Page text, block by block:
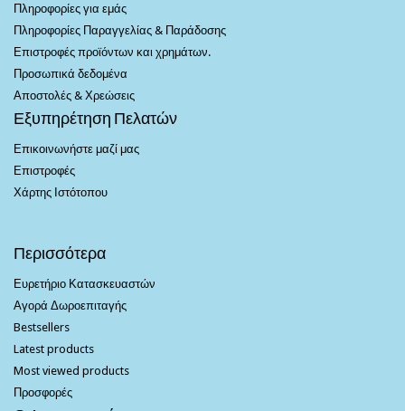
Πληροφορίες για εμάς
Πληροφορίες Παραγγελίας & Παράδοσης
Επιστροφές προϊόντων και χρημάτων.
Προσωπικά δεδομένα
Αποστολές & Χρεώσεις
Εξυπηρέτηση Πελατών
Επικοινωνήστε μαζί μας
Επιστροφές
Χάρτης Ιστότοπου
Περισσότερα
Ευρετήριο Κατασκευαστών
Αγορά Δωροεπιταγής
Bestsellers
Latest products
Most viewed products
Προσφορές